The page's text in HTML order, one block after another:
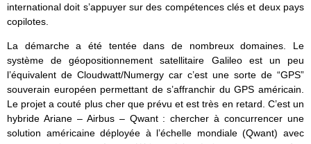
international doit s’appuyer sur des compétences clés et deux pays
copilotes.
La démarche a été tentée dans de nombreux domaines. Le
système de géopositionnement satellitaire Galileo est un peu
l’équivalent de Cloudwatt/Numergy car c’est une sorte de “GPS”
souverain européen permettant de s’affranchir du GPS américain.
Le projet a couté plus cher que prévu et est très en retard. C’est un
hybride Ariane – Airbus – Qwant : chercher à concurrencer une
solution américaine déployée à l’échelle mondiale (Qwant) avec